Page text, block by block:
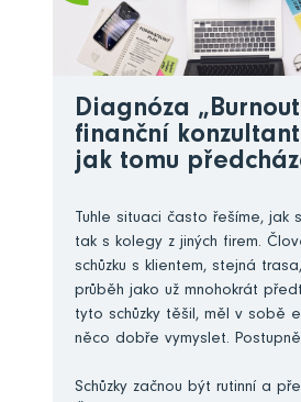
Diagnóza
finanční
jak tomu
Tuhle situaci často řešíme, jak
tak s kolegy z jiných firem.
schůzku s klientem, stejná
průběh jako už mnohokrát
tyto schůzky těšil, měl v sobě
něco dobře vymyslet.
Schůzky začnou být rutinní a